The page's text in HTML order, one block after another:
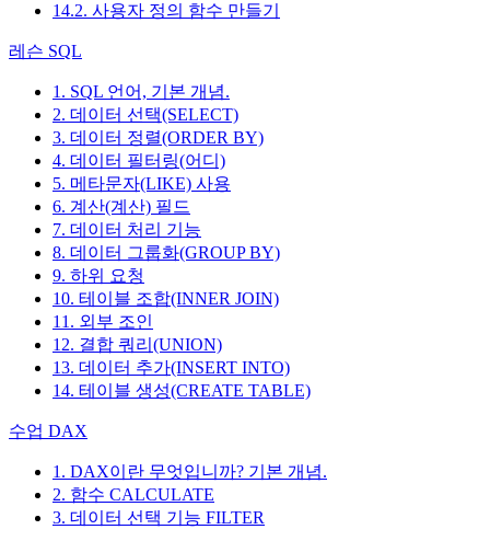
14.2. 사용자 정의 함수 만들기
레슨 SQL
1. SQL 언어, 기본 개념.
2. 데이터 선택(SELECT)
3. 데이터 정렬(ORDER BY)
4. 데이터 필터링(어디)
5. 메타문자(LIKE) 사용
6. 계산(계산) 필드
7. 데이터 처리 기능
8. 데이터 그룹화(GROUP BY)
9. 하위 요청
10. 테이블 조합(INNER JOIN)
11. 외부 조인
12. 결합 쿼리(UNION)
13. 데이터 추가(INSERT INTO)
14. 테이블 생성(CREATE TABLE)
수업 DAX
1. DAX이란 무엇입니까? 기본 개념.
2. 함수 CALCULATE
3. 데이터 선택 기능 FILTER